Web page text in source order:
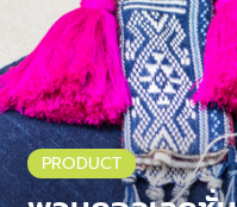
PRODUCT